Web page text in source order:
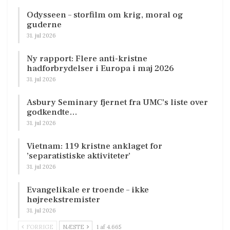
Odysseen – storfilm om krig, moral og
guderne
31. jul 2026
Ny rapport: Flere anti-kristne
hadforbrydelser i Europa i maj 2026
31. jul 2026
Asbury Seminary fjernet fra UMC’s liste over
godkendte…
31. jul 2026
Vietnam: 119 kristne anklaget for
’separatistiske aktiviteter’
31. jul 2026
Evangelikale er troende – ikke
højreekstremister
31. jul 2026
FORRIGE NÆSTE 1 af 4.665